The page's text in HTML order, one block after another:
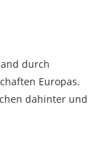
durch
Europas.
dahinter und